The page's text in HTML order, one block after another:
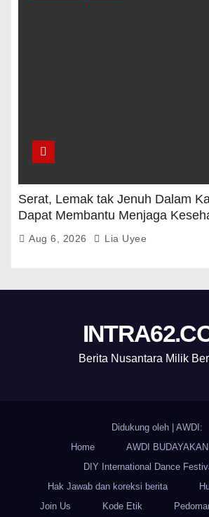
Serat, Lemak tak Jenuh Dalam
Dapat Membantu Menjaga
Dan Gula Darah
Aug 6, 2026 Lia Uyee
Berita Nusantara Milik
Didukung oleh
AWDI:
Home
AWDI BUDAYAKAN
DIY International Dance
Hak Jawab dan koreksi berita
Join Us
Kode Etik